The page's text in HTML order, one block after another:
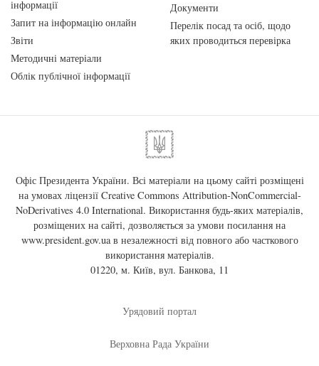
інформації
Запит на інформацію онлайн
Звіти
Методичні матеріали
Облік публічної інформації
Документи
Перелік посад та осіб, щодо
яких проводиться перевірка
Офіс Президента України. Всі матеріали на цьому сайті розміщені
на умовах ліцензії Creative Commons Attribution-NonCommercial-
NoDerivatives 4.0 International. Використання будь-яких матеріалів,
розміщених на сайті, дозволяється за умови посилання на
www.president.gov.uaв незалежності від повного або часткового
використання матеріалів.
01220, м. Київ, вул. Банкова, 11
Урядовий портал
Верховна Рада України